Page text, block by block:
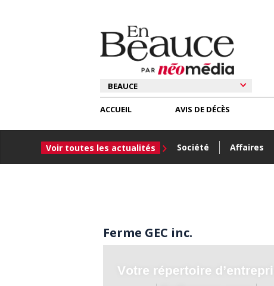
ACCUEIL
Voir toutes les actualités Société Affaires
AVIS DE DÉCÈS
Ferme GEC inc.